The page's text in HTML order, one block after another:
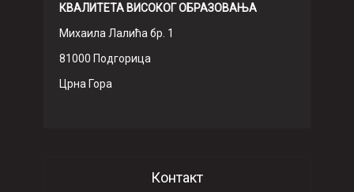
КВАЛИТЕТА ВИСОКОГ ОБРАЗОВАЊА
Михаила Лалића бр. 1
81000 Подгорица
Црна Гора
Контакт